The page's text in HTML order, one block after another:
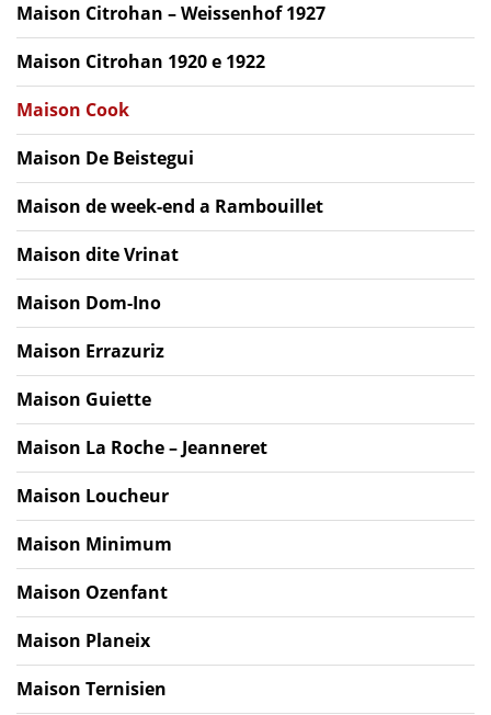
Maison Citrohan – Weissenhof 1927
Maison Citrohan 1920 e 1922
Maison Cook
Maison De Beistegui
Maison de week-end a Rambouillet
Maison dite Vrinat
Maison Dom-Ino
Maison Errazuriz
Maison Guiette
Maison La Roche – Jeanneret
Maison Loucheur
Maison Minimum
Maison Ozenfant
Maison Planeix
Maison Ternisien